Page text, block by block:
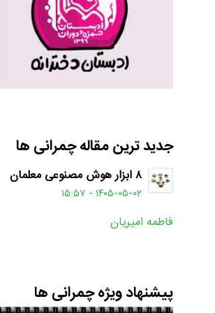
جدید ترین مقاله چمرانی ها
۸ ابزار هوش مصنوعی معلمان
۱۴۰۵-۰۵-۰۲ - ۱۵:۵۷
فاطمه امیریان
پیشنهاد ویژه چمرانی ها